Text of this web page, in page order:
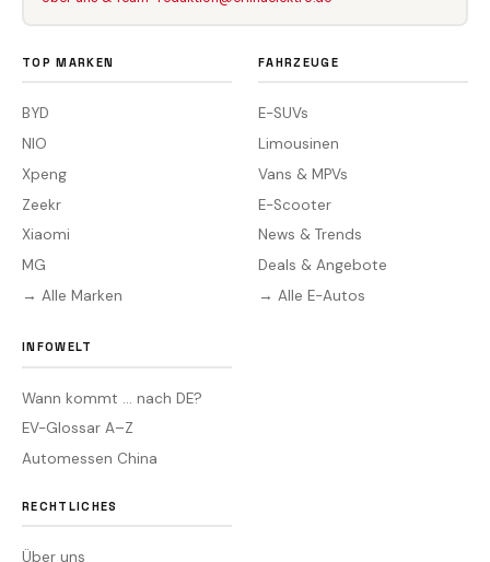
TOP MARKEN
BYD
NIO
Xpeng
Zeekr
Xiaomi
MG
→ Alle Marken
FAHRZEUGE
E-SUVs
Limousinen
Vans & MPVs
E-Scooter
News & Trends
Deals & Angebote
→ Alle E-Autos
INFOWELT
Wann kommt … nach DE?
EV-Glossar A–Z
Automessen China
RECHTLICHES
Über uns